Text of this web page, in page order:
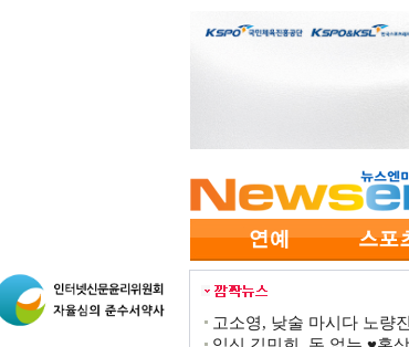
고소영, 낮술 마시다 노량